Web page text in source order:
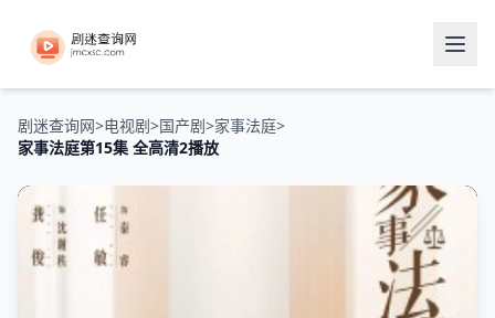
剧迷查询网>电视剧>国产剧>家事法庭>
家事法庭第15集 全高清2播放